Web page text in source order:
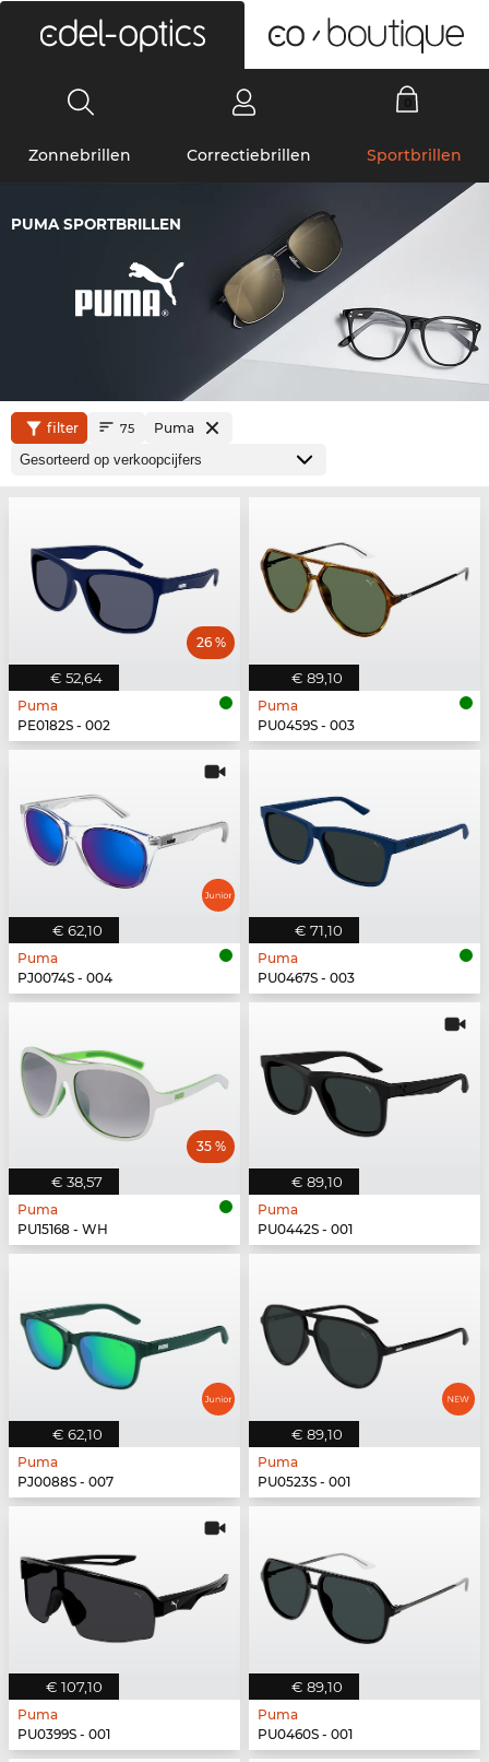
Zonnebrillen Correctiebrillen Sportbrillen
PUMA SPORTBRILLEN
filter 75 Puma
€ 52,64
26 %
Puma
PE0182S - 002
€ 89,10
Puma
PU0459S - 003
€ 62,10
Puma
PJ0074S - 004
€ 71,10
Puma
PU0467S - 003
€ 38,57
35 %
Puma
PU15168 - WH
€ 89,10
Puma
PU0442S - 001
€ 62,10
Puma
PJ0088S - 007
€ 89,10
Puma
PU0523S - 001
€ 107,10
Puma
PU0399S - 001
€ 89,10
Puma
PU0460S - 001